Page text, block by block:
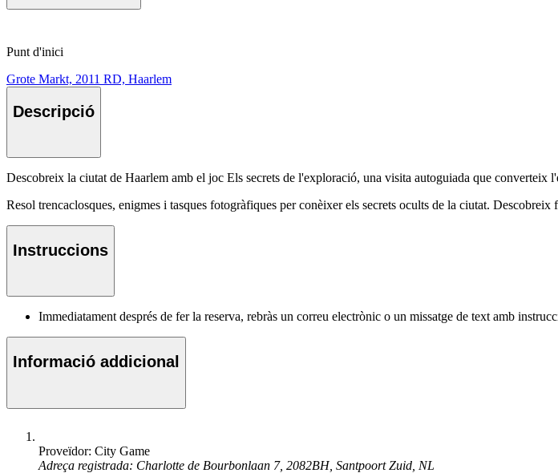
Punt d'inici
Grote Markt, 2011 RD, Haarlem
Descripció
Descobreix la ciutat de Haarlem amb el joc Els secrets de l'exploració, una visita autoguiada que converteix
Resol trencaclosques, enigmes i tasques fotogràfiques per conèixer els secrets ocults de la ciutat.
Instruccions
Immediatament després de fer la reserva, rebràs un correu electrònic o un missatge de text amb
Informació addicional
Proveïdor: City Game
Adreça registrada: Charlotte de Bourbonlaan 7, 2082BH, Santpoort Zuid, NL